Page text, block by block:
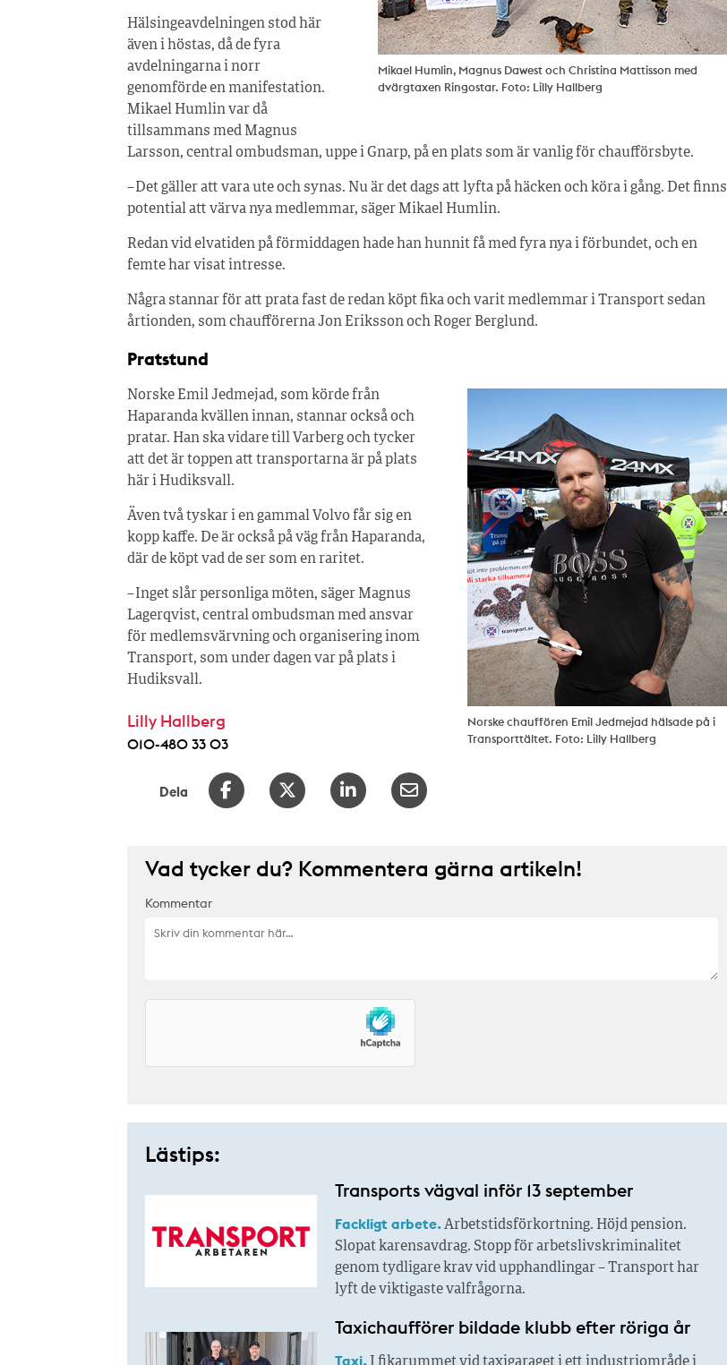
Mikael Humlin, Magnus Dawest och Christina Mattisson med
dvärgtaxen Ringostar. Foto: Lilly Hallberg
Hälsingeavdelningen stod här
även i höstas, då de fyra
avdelningarna i norr
genomförde en manifestation.
Mikael Humlin var då
tillsammans med Magnus
Larsson, central ombudsman, uppe i Gnarp, på en plats som är vanlig för chaufförsbyte.
– Det gäller att vara ute och synas. Nu är det dags att lyfta på häcken och köra i gång. Det finns
potential att värva nya medlemmar, säger Mikael Humlin.
Redan vid elvatiden på förmiddagen hade han hunnit få med fyra nya i förbundet, och en
femte har visat intresse.
Några stannar för att prata fast de redan köpt fika och varit medlemmar i Transport sedan
årtionden, som chaufförerna Jon Eriksson och Roger Berglund.
Pratstund
Norske chauffören Emil Jedmejad hälsade på i
Transporttältet. Foto: Lilly Hallberg
Norske Emil Jedmejad, som körde från
Haparanda kvällen innan, stannar också och
pratar. Han ska vidare till Varberg och tycker
att det är toppen att transportarna är på plats
här i Hudiksvall.
Även två tyskar i en gammal Volvo får sig en
kopp kaffe. De är också på väg från Haparanda,
där de köpt vad de ser som en raritet.
– Inget slår personliga möten, säger Magnus
Lagerqvist, central ombudsman med ansvar
för medlemsvärvning och organisering inom
Transport, som under dagen var på plats i
Hudiksvall.
Lilly Hallberg
010-480 33 03
Dela
Vad tycker du? Kommentera gärna artikeln!
Kommentar
Lästips:
Transports vägval inför 13 september
Fackligt arbete.Arbetstidsförkortning. Höjd pension.
Slopat karensavdrag. Stopp för arbetslivskriminalitet
genom tydligare krav vid upphandlingar – Transport har
lyft de viktigaste valfrågorna.
Taxichaufförer bildade klubb efter röriga år
Taxi.I fikarummet vid taxigaraget i ett industriområde i